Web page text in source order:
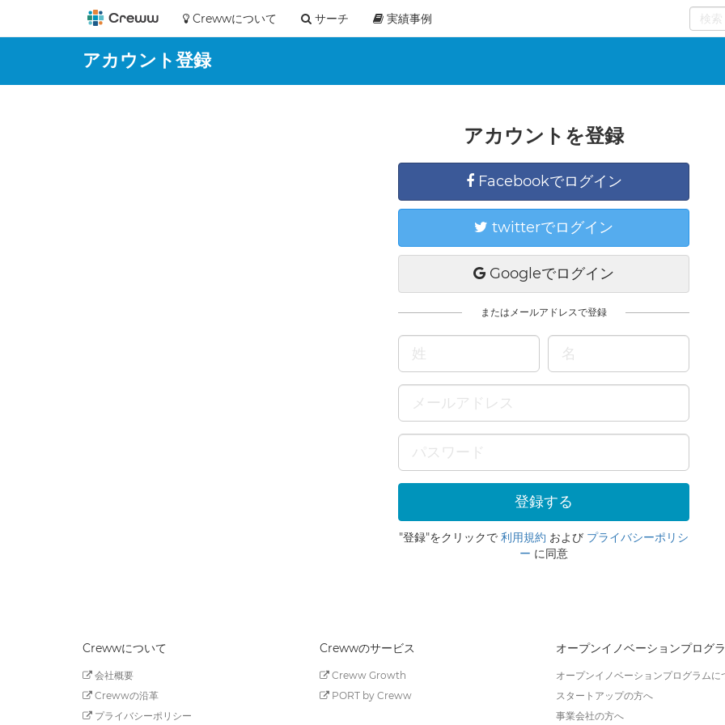
Crewwについて サーチ 実績事例
0
アカウント登録
アカウントを登録
Facebookでログイン
twitterでログイン
Googleでログイン
またはメールアドレスで登録
"登録"をクリックで 利用規約 および プライバシーポリシ
ー に同意
Crewwについて
会社概要
Crewwの沿革
プライバシーポリシー
Crewwのサービス
Creww Growth
PORT by Creww
オープンイノベーションプログ
オープンイノベーションプログラムに
スタートアップの方へ
事業会社の方へ